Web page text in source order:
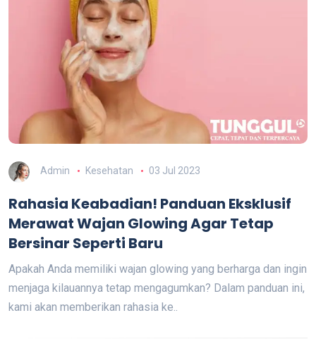
Admin Kesehatan 03 Jul 2023
Rahasia Keabadian! Panduan Eksklusif
Merawat Wajan Glowing Agar Tetap
Bersinar Seperti Baru
Apakah Anda memiliki wajan glowing yang berharga dan ingin
menjaga kilauannya tetap mengagumkan? Dalam panduan ini,
kami akan memberikan rahasia ke..